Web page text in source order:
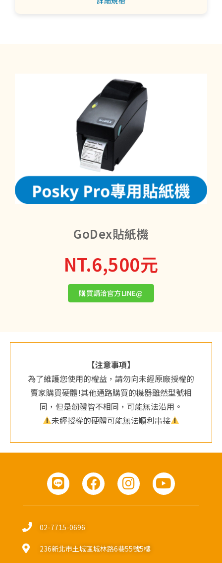
GoDex貼紙機
NT.6,500元
購買請洽官方LINE@
【注意事項】
為了維護您使用的權益，請勿向未經原廠授權的
賣家購買硬體!其他通路購買的機器雖然型號相
同，但是韌體皆不相同，可能無法沿用。
未經授權的硬體可能無法順利串接
02-7715-0696
236新北市土城區城林路6巷55號5樓